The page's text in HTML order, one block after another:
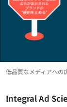
低品質なメディアへの
Integral Ad